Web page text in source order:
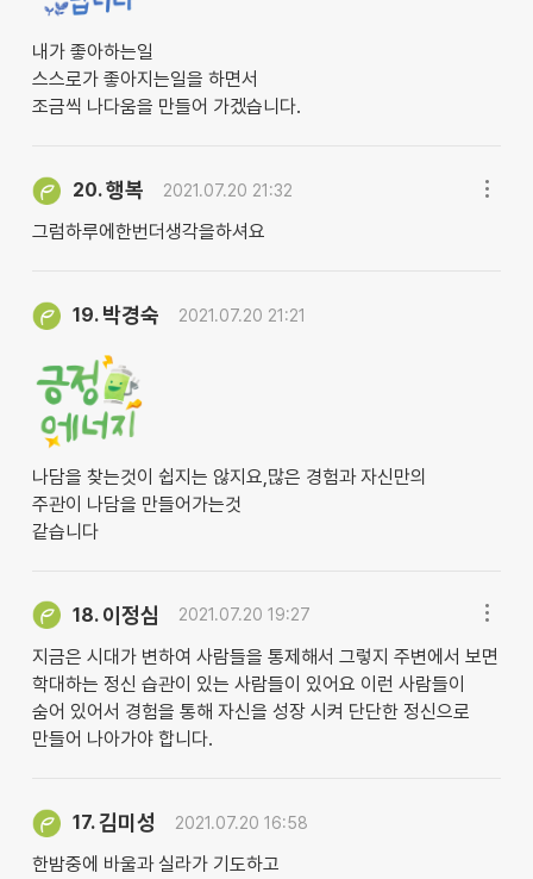
내가 좋아하는일
스스로가 좋아지는일을 하면서
조금씩 나다움을 만들어 가겠습니다.
20.행복 2021.07.20 21:32
그럼하루에한번더생각을하셔요
19. 박경숙 2021.07.20 21:21
나담을 찾는것이 쉽지는 않지요,많은 경험과 자신만의
주관이 나담을 만들어가는것
같습니다
18. 이정심 2021.07.20 19:27
지금은 시대가 변하여 사람들을 통제해서 그렇지 주변에서 보면
학대하는 정신 습관이 있는 사람들이 있어요 이런 사람들이
숨어 있어서 경험을 통해 자신을 성장 시켜 단단한 정신으로
만들어 나아가야 합니다.
17.김미성 2021.07.20 16:58
한밤중에 바울과 실라가 기도하고